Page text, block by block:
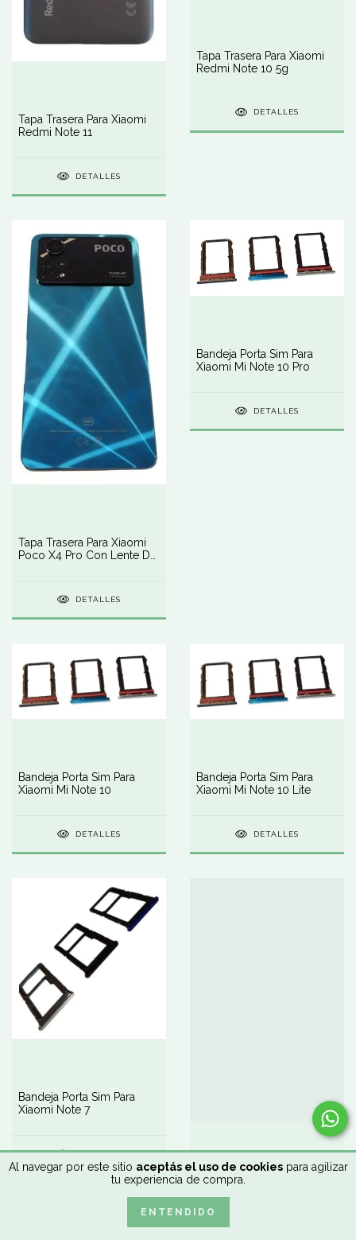
Al navegar por este sitio aceptás el uso de cookiespara agilizar
tu experiencia de compra.
ENTENDIDO
Tapa Trasera Para Xiaomi
Redmi Note 11
DETALLES
Tapa Trasera Para Xiaomi
Redmi Note 10 5g
DETALLES
Tapa Trasera Para Xiaomi
Poco X4 Pro Con Lente De
DETALLES
Bandeja Porta Sim Para
Xiaomi Mi Note 10 Pro
DETALLES
Bandeja Porta Sim Para
Xiaomi Mi Note 10
DETALLES
Bandeja Porta Sim Para
Xiaomi Mi Note 10 Lite
DETALLES
Bandeja Porta Sim Para
Xiaomi Note 7
DETALLES
Bandeja Porta Sim Para